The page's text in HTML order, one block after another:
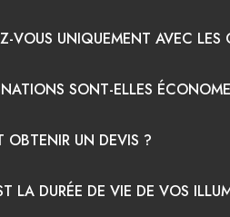
VOUS UNIQUEMENT AVEC LES
SONT-ELLES
OBTENIR UN DEVIS ?
LA DURÉE DE VIE DE VOS